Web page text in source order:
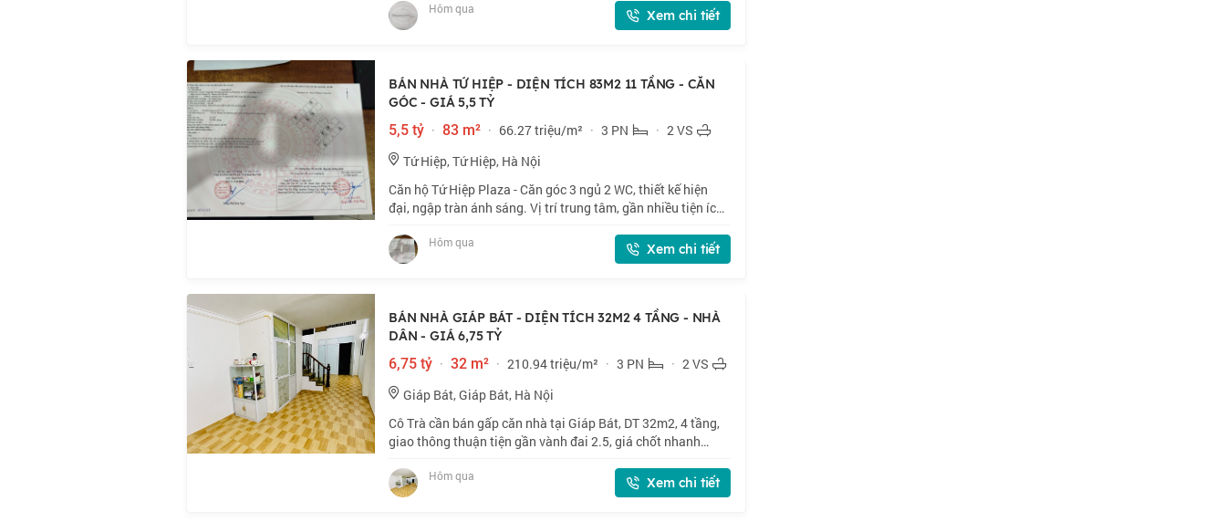
triệu/tháng. Phù hợp nhà đầu tư c
Hôm qua Xem chi tiết
BÁN NHÀ TỨ HIỆP - DIỆN TÍCH 83M2 11 TẦNG - CĂN
GÓC - GIÁ 5,5 TỶ
5,5 tỷ · 83 m² · 66.27 triệu/m² · 3 PN · 2 VS
Tứ Hiệp, Tứ Hiệp, Hà Nội
Căn hộ Tứ Hiệp Plaza - Căn góc 3 ngủ 2 WC, thiết kế hiện
đại, ngập tràn ánh sáng. Vị trí trung tâm, gần nhiều tiện ích
đỏ cất két, giao dịch
Hôm qua Xem chi tiết
BÁN NHÀ GIÁP BÁT - DIỆN TÍCH 32M2 4 TẦNG - NHÀ
DÂN - GIÁ 6,75 TỶ
6,75 tỷ · 32 m² · 210.94 triệu/m² · 3 PN · 2 VS
Giáp Bát, Giáp Bát, Hà Nội
Cô Trà cần bán gấp căn nhà tại Giáp Bát, DT 32m2, 4 tầng,
giao thông thuận tiện gần vành đai 2.5, giá chốt nhanh
🏠 32m2 x 4 tầng, mặt tiền 3
Hôm qua Xem chi tiết